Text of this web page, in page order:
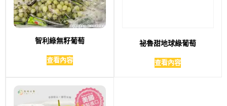
智利綠無籽葡萄
查看內容
祕魯甜地球綠葡萄
查看內容